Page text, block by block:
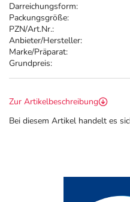
Darreichungsform:
Packungsgröße:
PZN/Art.Nr.:
Anbieter/Hersteller:
Marke/Präparat:
Grundpreis:
Zur Artikelbeschreibung
Bei diesem Artikel handelt es